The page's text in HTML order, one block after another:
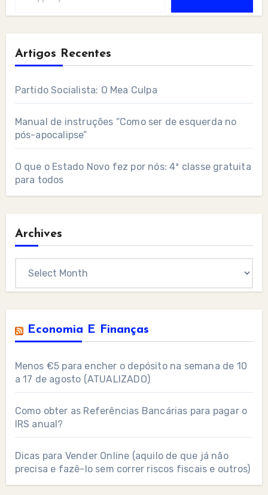
Artigos Recentes
Partido Socialista: O Mea Culpa
Manual de instruções “Como ser de esquerda no
pós-apocalipse”
O que o Estado Novo fez por nós: 4ª classe gratuita
para todos
Archives
Economia E Finanças
Menos €5 para encher o depósito na semana de 10
a 17 de agosto (ATUALIZADO)
Como obter as Referências Bancárias para pagar o
IRS anual?
Dicas para Vender Online (aquilo de que já não
precisa e fazê-lo sem correr riscos fiscais e outros)